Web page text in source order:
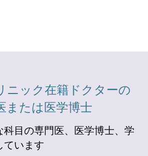
ニック在籍ドクターの
または医学博士
科目の専門医、医学博士、学
ています